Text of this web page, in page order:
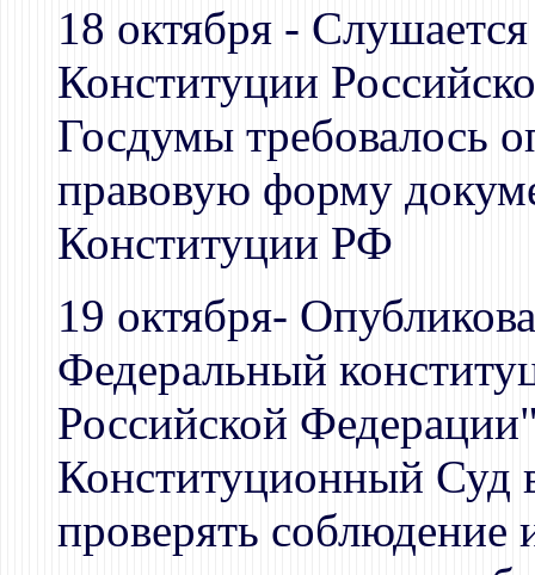
18 октября -
Конституции
Госдумы требовалось
правовую форму
Конституции РФ
19 октября-
Федеральный
Российской
Конституционный Суд
проверять